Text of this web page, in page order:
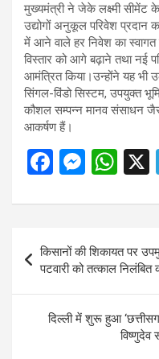
मुख्यमंत्री ने जेके लक्ष्मी सीमेंट
उद्योगों अनुकूल परिवेश प्रदान
में आने वाले हर निवेश का
विस्तार को आगे बढ़ाने तथा नई
आमंत्रित किया।उन्होंने यह भी
सिंगल-विंडो सिस्टम, उपयुक्त
कौशल सम्पन्न मानव संसाधन
आकर्षण हैं।
F
ce
o
o
k
M
se
n
g
er
W
at
A
p
p
navigation
किसानों की शिकायत पर
पटवारी को तत्काल
दिल्ली में शुरू हुआ
विष्णुदेव